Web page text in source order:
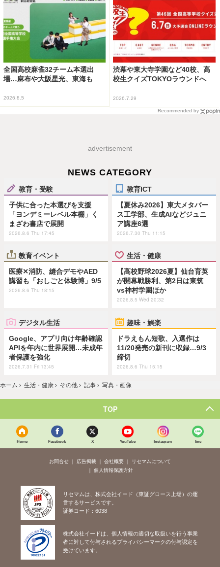
全国高校麻雀32チーム本選出
場…麻布や大阪星光、東海も
2026.8.5
渋幕や東大寺学園など40校、高
校生クイズTOKYOラウンドへ
2026.7.29
Recommended by
advertisement
NEWS CATEGORY
教育・受験
子供に合った本選びを支援
「ヨンデミーレベル本棚」く
まざわ書店で展開
2026.8.6 Thu 17:45
教育ICT
【夏休み2026】東大メタバー
ス工学部、生成AIなどジュニ
ア講座6選
2026.7.30 Thu 11:15
教育イベント
医療✕消防、縫合デモやAED
講習も「おしごと体験博」9/5
2026.8.6 Thu 18:15
生活・健康
【高校野球2026夏】仙台育英
が開幕戦勝利、第2日は東筑
vs神村学園ほか
2026.8.5 Wed 20:32
デジタル生活
Google、アプリ向け年齢確認
APIを年内に世界展開…未成年
者保護を強化
2026.7.31 Fri 13:45
趣味・娯楽
ドラえもん短歌、入選作は
11/20発売の新刊に収録…9/3
締切
2026.8.6 Thu 15:15
ホーム › 生活・健康 › その他 › 記事 › 写真・画像
TOP
Home Facebook X YouTube Instagram line
お問合せ 広告掲載 会社概要
リセマムについて
個人情報保護方針
リセマムは、株式会社イード（東証グロース上場）の運
営するサービスです。
証券コード：6038
株式会社イードは、個人情報の適切な取扱いを行う事業
者に対して付与されるプライバシーマークの付与認定を
受けています。